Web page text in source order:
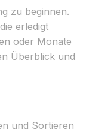
zu beginnen.
erledigt
oder Monate
Überblick und
und Sortieren